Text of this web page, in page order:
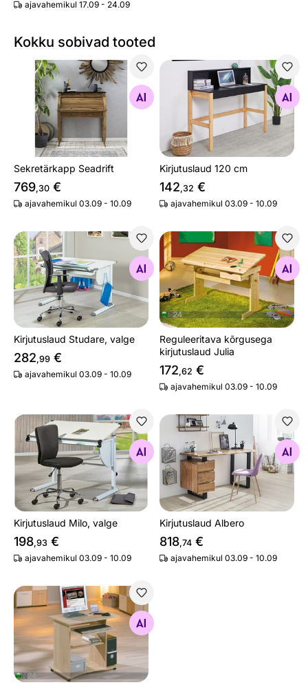
ajavahemikul 17.09 - 24.09
Kokku sobivad tooted
Sekretärkapp Seadrift
Otsi sarnaseid
Sekretärkapp Seadrift
769,30 €
ajavahemikul 03.09 - 10.09
Kirjutuslaud 120 cm
Otsi sarnaseid
Kirjutuslaud 120 cm
142,32 €
ajavahemikul 03.09 - 10.09
Kirjutuslaud Studare, valge
Otsi sarnaseid
Kirjutuslaud Studare, valge
282,99 €
ajavahemikul 03.09 - 10.09
Reguleeritava kõrgusega
Otsi sarnaseid
Reguleeritava kõrgusega
kirjutuslaud Julia
172,62 €
ajavahemikul 03.09 - 10.09
Kirjutuslaud Milo, valge
Otsi sarnaseid
Kirjutuslaud Milo, valge
198,93 €
ajavahemikul 03.09 - 10.09
Kirjutuslaud Albero
Otsi sarnaseid
Kirjutuslaud Albero
818,74 €
ajavahemikul 03.09 - 10.09
Arvutilaud Durini
Otsi sarnaseid